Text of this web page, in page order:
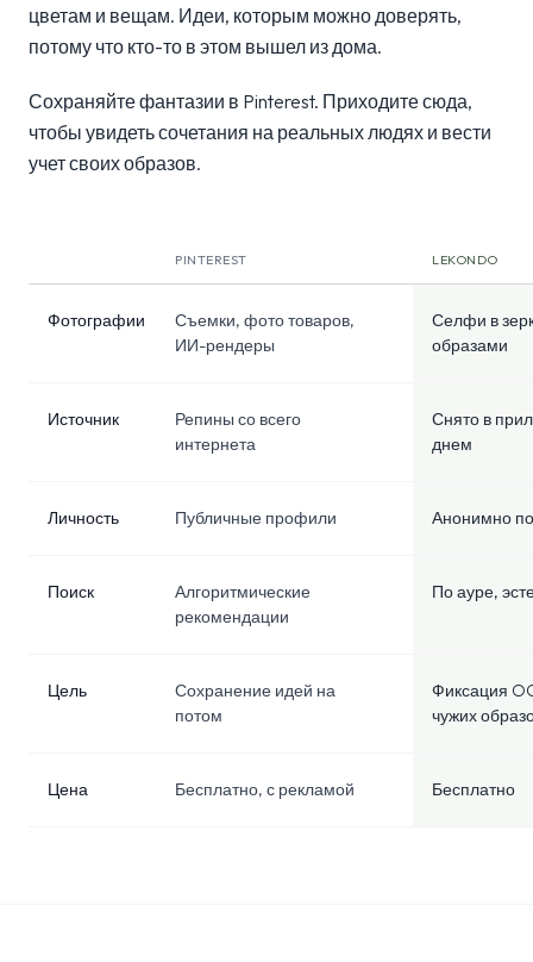
цветам и вещам. Идеи, которым можно доверять,
потому что кто-то в этом вышел из дома.
Сохраняйте фантазии в Pinterest. Приходите сюда,
чтобы увидеть сочетания на реальных людях и вести
учет своих образов.
PINTEREST LEKONDO
Фотографии
Съемки, фото товаров,
ИИ-рендеры
Селфи в
образами
Источник
Репины со всего
интернета
Снято в
днем
Личность Публичные профили Анонимно
Поиск
Алгоритмические
рекомендации
По ауре,
Цель
Сохранение идей на
потом
Фиксация
чужих
Цена Бесплатно, с рекламой Бесплатно